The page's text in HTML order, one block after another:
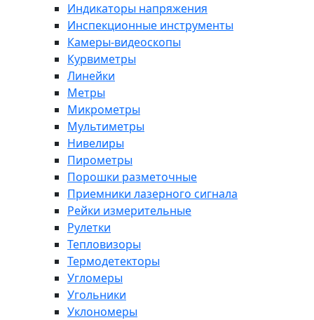
Индикаторы напряжения
Инспекционные инструменты
Камеры-видеоскопы
Курвиметры
Линейки
Метры
Микрометры
Мультиметры
Нивелиры
Пирометры
Порошки разметочные
Приемники лазерного сигнала
Рейки измерительные
Рулетки
Тепловизоры
Термодетекторы
Угломеры
Угольники
Уклономеры